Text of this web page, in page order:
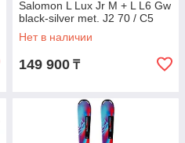
Salomon L Lux Jr M + L L6 Gw
black-silver met. J2 70 / C5
Gw black-silver met. J2
Нет в наличии
149 900 ₸